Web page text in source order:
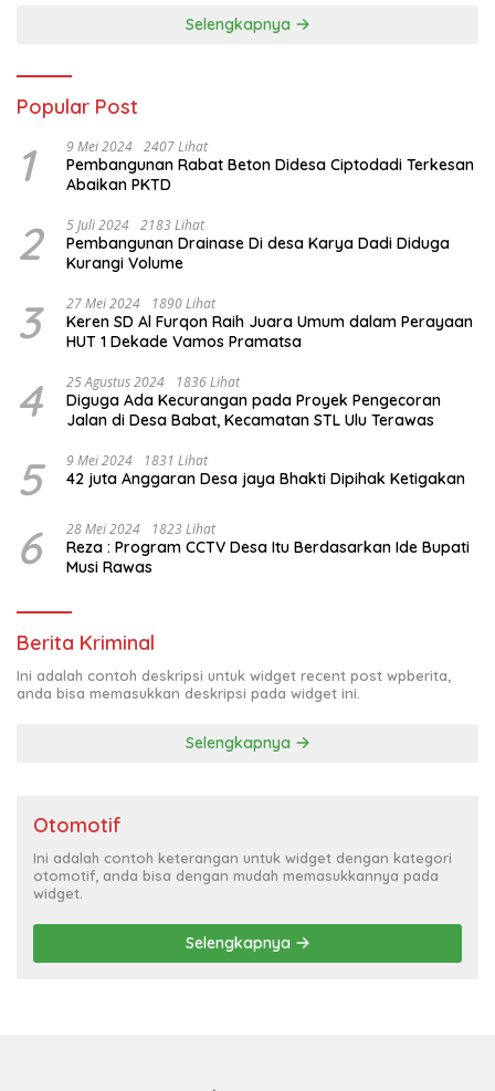
Selengkapnya
Popular Post
1 9 Mei 2024 2407 Lihat
Pembangunan Rabat Beton Didesa Ciptodadi Terkesan
Abaikan PKTD
2 5 Juli 2024 2183 Lihat
Pembangunan Drainase Di desa Karya Dadi Diduga
Kurangi Volume
3 27 Mei 2024 1890 Lihat
Keren SD Al Furqon Raih Juara Umum dalam Perayaan
HUT 1 Dekade Vamos Pramatsa
4 25 Agustus 2024 1836 Lihat
Diguga Ada Kecurangan pada Proyek Pengecoran
Jalan di Desa Babat, Kecamatan STL Ulu Terawas
5 9 Mei 2024 1831 Lihat
42 juta Anggaran Desa jaya Bhakti Dipihak Ketigakan
6 28 Mei 2024 1823 Lihat
Reza : Program CCTV Desa Itu Berdasarkan Ide Bupati
Musi Rawas
Berita Kriminal
Ini adalah contoh deskripsi untuk widget recent post wpberita,
anda bisa memasukkan deskripsi pada widget ini.
Selengkapnya
Otomotif
Ini adalah contoh keterangan untuk widget dengan kategori
otomotif, anda bisa dengan mudah memasukkannya pada
widget.
Selengkapnya